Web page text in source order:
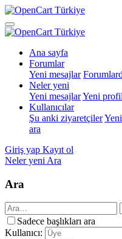
Ana sayfa
Forumlar
Yeni mesajlar
Neler yeni
Yeni mesajlarYeni
Kullanıcılar
Şu anki ziyaretçiler
ara
Giriş yap Kayıt ol
Neler yeni Ara
Ara
Sadece başlıkları ara
Kullanıcı: